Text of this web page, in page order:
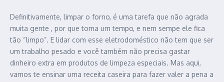
Definitivamente, limpar o forno, é uma tarefa que não agrada
muita gente , por que toma um tempo, e nem sempe ele fica
tão “limpo”. E lidar com esse eletrodoméstico não tem que ser
um trabalho pesado e você também não precisa gastar
dinheiro extra em produtos de limpeza especiais. Mas aqui,
vamos te ensinar uma receita caseira para fazer valer a pena a